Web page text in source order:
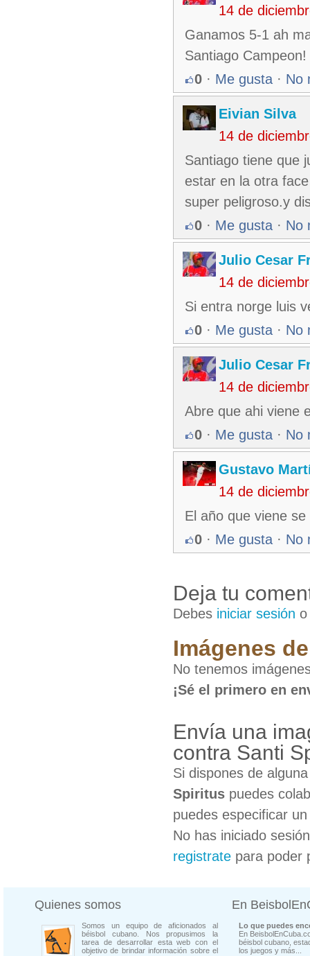
14 de
Ganamos 5-1 ah
Santiago Campeon!
0 · Me gusta · No
Eivian Silva
14 de
Santiago tiene que
estar en la otra
super peligroso.y
0 · Me gusta · No
Julio Cesar
14 de
Si entra norge luis
0 · Me gusta · No
Julio Cesar
14 de
Abre que ahi viene
0 · Me gusta · No
Gustavo
14 de
El año que viene
0 · Me gusta · No
Deja tu
Debes iniciar sesión
Imágenes
No tenemos
¡Sé el primero en
Envía una
contra Santi
Si dispones de
Spiritus puedes
puedes especificar
No has iniciado
registrate para poder
Quienes somos
Somos un equipo de aficionados al
béisbol cubano. Nos propusimos la
tarea de desarrollar esta web con el
objetivo de brindar información sobre el
En
Lo que puedes
En
béisbol cubano,
los juegos y más...